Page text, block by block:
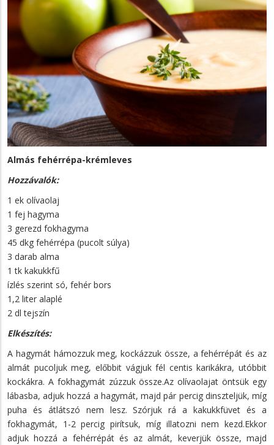
Almás fehérrépa-krémleves
Hozzávalók:
1 ek olívaolaj
1 fej hagyma
3 gerezd fokhagyma
45 dkg fehérrépa (pucolt súlya)
3 darab alma
1 tk kakukkfű
ízlés szerint só, fehér bors
1,2 liter alaplé
2 dl tejszín
Elkészítés:
A hagymát hámozzuk meg, kockázzuk össze, a fehérrépát és az
almát pucoljuk meg, előbbit vágjuk fél centis karikákra, utóbbit
kockákra. A fokhagymát zúzzuk össze.Az olívaolajat öntsük egy
lábasba, adjuk hozzá a hagymát, majd pár percig dinszteljük, míg
puha és átlátszó nem lesz. Szórjuk rá a kakukkfüvet és a
fokhagymát, 1-2 percig pirítsuk, míg illatozni nem kezd.Ekkor
adjuk hozzá a fehérrépát és az almát, keverjük össze, majd